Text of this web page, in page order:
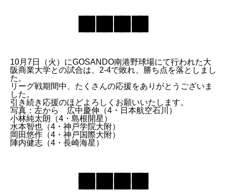
10月7日（火）にGOSANDO南港野球場にて行われた大
阪商業大学との試合は、2-4で敗れ、勝ち点を落としまし
た。
リーグ戦期間中、たくさんの応援をありがとうございま
した。
引き続き応援のほどよろしくお願いいたします。
写真：左から 広中慶伸（4・日本航空石川）
小林純太朗（4・島根開星）
水本智也（4・神戸学院大附）
岡田悠作（4・神戸国際大附）
陣内健志（4・長崎海星）